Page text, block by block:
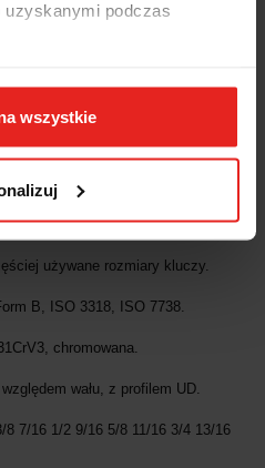
podczas
wszystkie
DOT.
(0)
używane rozmiary kluczy.
B, ISO 3318, ISO 7738.
chromowana.
wału, z profilem UD.
7/16 1/2 9/16 5/8 11/16 3/4 13/16